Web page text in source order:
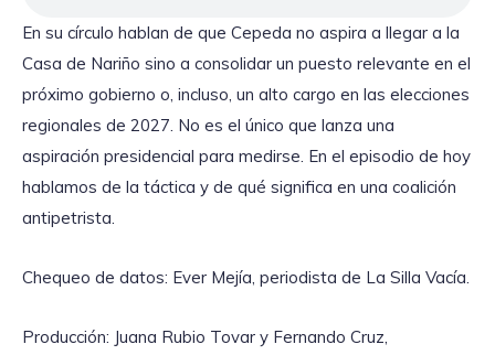
En su círculo hablan de que Cepeda no aspira a llegar a la
Casa de Nariño sino a consolidar un puesto relevante en el
próximo gobierno o, incluso, un alto cargo en las elecciones
regionales de 2027. No es el único que lanza una
aspiración presidencial para medirse. En el episodio de hoy
hablamos de la táctica y de qué significa en una coalición
antipetrista.
Chequeo de datos: Ever Mejía, periodista de La Silla Vacía.
Producción: Juana Rubio Tovar y Fernando Cruz,